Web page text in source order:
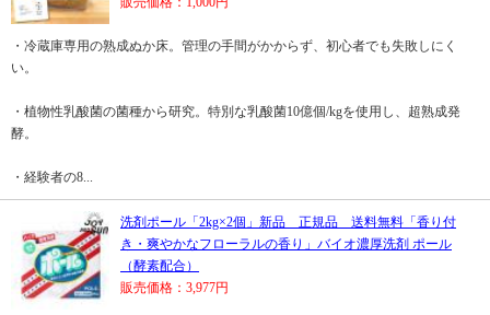
・冷蔵庫専用の熟成ぬか床。管理の手間がかからず、初心者でも失敗しにく
い。
・植物性乳酸菌の菌種から研究。特別な乳酸菌10億個/kgを使用し、超熟成発
酵。
・経験者の8...
洗剤ポール「2kg×2個」新品 正規品 送料無料「香り付
き・爽やかなフローラルの香り」バイオ濃厚洗剤 ポール
（酵素配合）
販売価格：3,977円